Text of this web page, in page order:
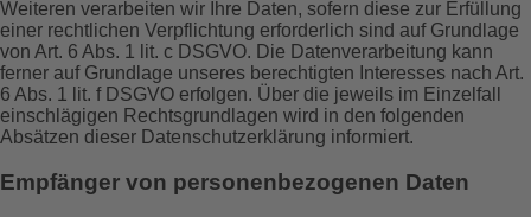
Weiteren verarbeiten wir Ihre Daten, sofern diese zur Erfüllung
einer rechtlichen Verpflichtung erforderlich sind auf Grundlage
von Art. 6 Abs. 1 lit. c DSGVO. Die Datenverarbeitung kann
ferner auf Grundlage unseres berechtigten Interesses nach Art.
6 Abs. 1 lit. f DSGVO erfolgen. Über die jeweils im Einzelfall
einschlägigen Rechtsgrundlagen wird in den folgenden
Absätzen dieser Datenschutzerklärung informiert.
Empfänger von personenbezogenen Daten